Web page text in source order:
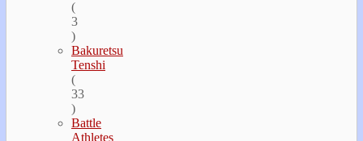
(
3
)
Bakuretsu
Tenshi
(
33
)
Battle
Athletes